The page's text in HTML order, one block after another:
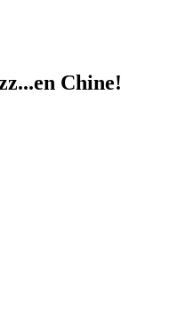
Chine!